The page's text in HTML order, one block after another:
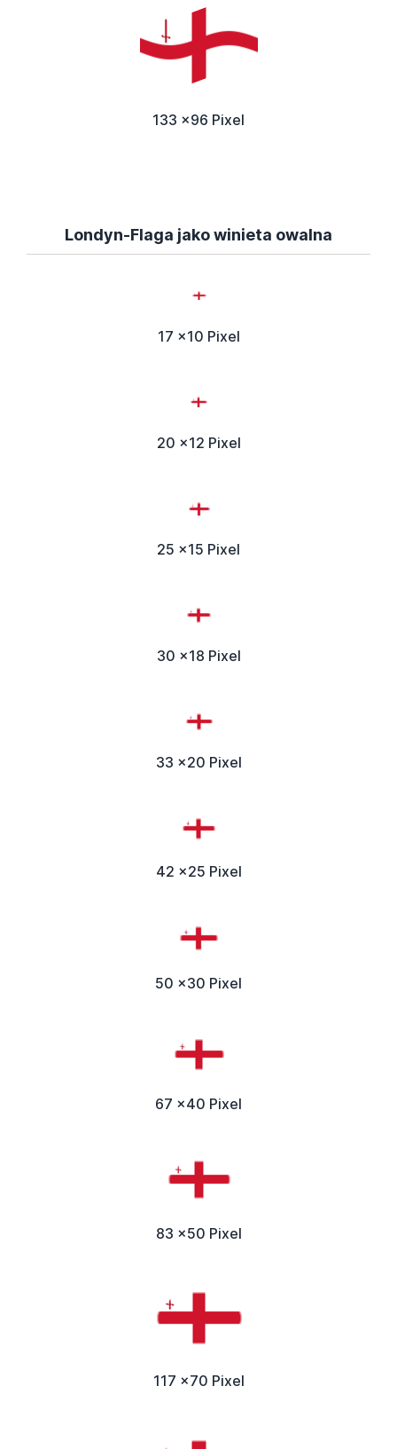
133 x96 Pixel
Londyn-Flaga jako winieta owalna
17 x10 Pixel
20 x12 Pixel
25 x15 Pixel
30 x18 Pixel
33 x20 Pixel
42 x25 Pixel
50 x30 Pixel
67 x40 Pixel
83 x50 Pixel
117 x70 Pixel